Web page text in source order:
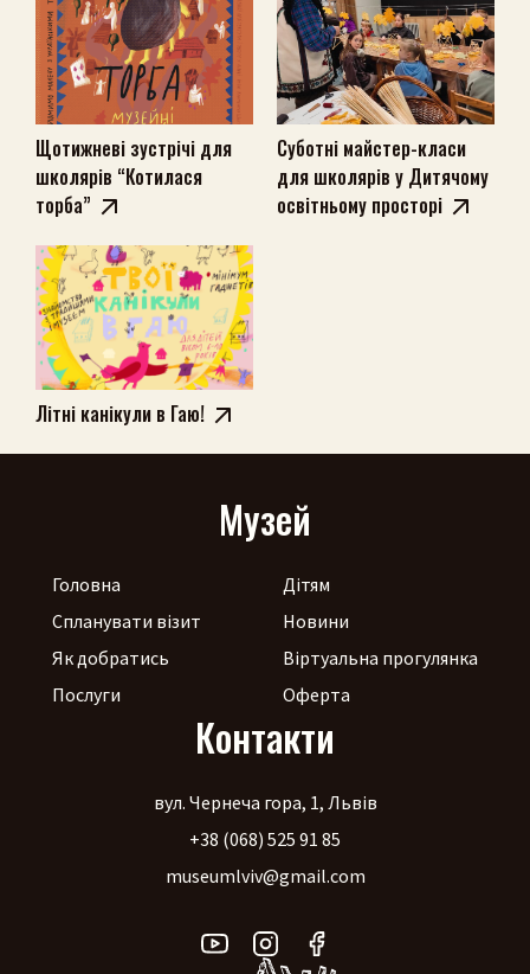
Щотижневі зустрічі для
школярів “Котилася
торба”
Суботні майстер-класи
для школярів у Дитячому
освітньому просторі
Літні канікули в Гаю!
Музей
Головна
Спланувати візит
Як добратись
Послуги
Дітям
Новини
Віртуальна прогулянка
Оферта
Контакти
вул. Чернеча гора, 1, Львів
+38 (068) 525 91 85
museumlviv@gmail.com